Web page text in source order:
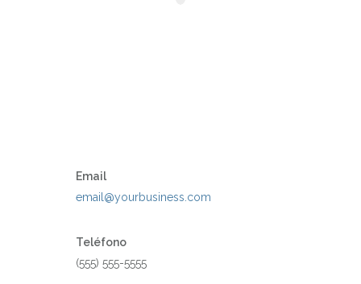
Email
email@yourbusiness.com
Teléfono
(555) 555-5555